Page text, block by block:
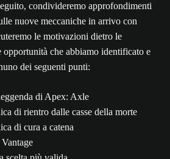
condivideremo approfondimenti
nuove meccaniche in arrivo con
le motivazioni dietro le
che abbiamo identificato e
dei seguenti punti:
di Apex: Axle
di rientro dalle casse della morte
di cura a catena